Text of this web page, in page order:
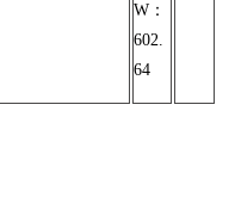
W：
602.
64